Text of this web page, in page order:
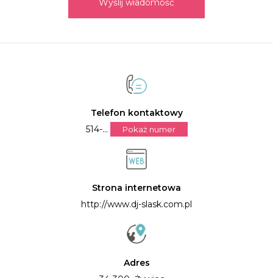
Wyślij wiadomość
Telefon kontaktowy
514-...
Pokaż numer
Strona internetowa
http://www.dj-slask.com.pl
Adres